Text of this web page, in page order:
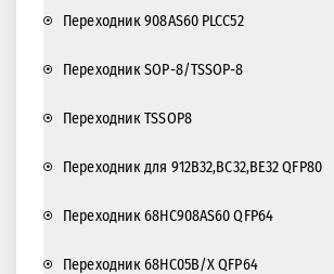
Переходник 908AS60 PLCC52
Переходник SOP-8/TSSOP-8
Переходник TSSOP8
Переходник для 912B32,BC32,BE32 QFP80
Переходник 68HC908AS60 QFP64
Переходник 68HC05B/X QFP64